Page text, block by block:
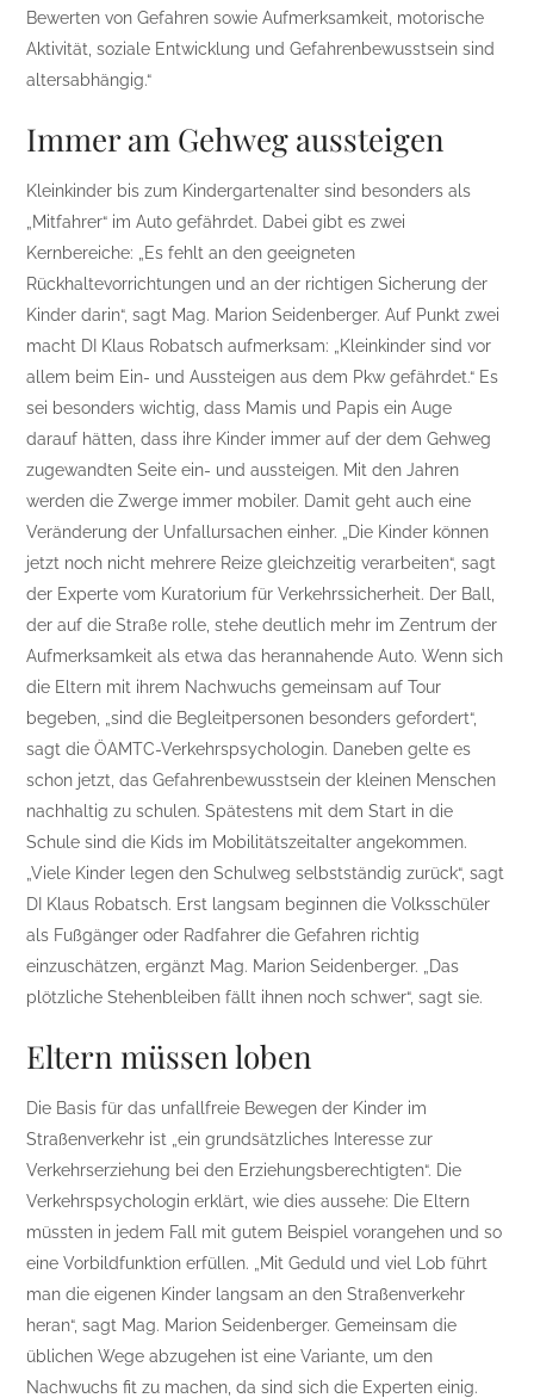
Bewerten von Gefahren sowie Aufmerksamkeit, motorische
Aktivität, soziale Entwicklung und Gefahrenbewusstsein sind
altersabhängig.“
Immer am Gehweg aussteigen
Kleinkinder bis zum Kindergartenalter sind besonders als
„Mitfahrer“ im Auto gefährdet. Dabei gibt es zwei
Kernbereiche: „Es fehlt an den geeigneten
Rückhaltevorrichtungen und an der richtigen Sicherung der
Kinder darin“, sagt Mag. Marion Seidenberger. Auf Punkt zwei
macht DI Klaus Robatsch aufmerksam: „Kleinkinder sind vor
allem beim Ein- und Aussteigen aus dem Pkw gefährdet.“ Es
sei besonders wichtig, dass Mamis und Papis ein Auge
darauf hätten, dass ihre Kinder immer auf der dem Gehweg
zugewandten Seite ein- und aussteigen. Mit den Jahren
werden die Zwerge immer mobiler. Damit geht auch eine
Veränderung der Unfallursachen einher. „Die Kinder können
jetzt noch nicht mehrere Reize gleichzeitig verarbeiten“, sagt
der Experte vom Kuratorium für Verkehrssicherheit. Der Ball,
der auf die Straße rolle, stehe deutlich mehr im Zentrum der
Aufmerksamkeit als etwa das herannahende Auto. Wenn sich
die Eltern mit ihrem Nachwuchs gemeinsam auf Tour
begeben, „sind die Begleitpersonen besonders gefordert“,
sagt die ÖAMTC-Verkehrspsychologin. Daneben gelte es
schon jetzt, das Gefahrenbewusstsein der kleinen Menschen
nachhaltig zu schulen. Spätestens mit dem Start in die
Schule sind die Kids im Mobilitätszeitalter angekommen.
„Viele Kinder legen den Schulweg selbstständig zurück“, sagt
DI Klaus Robatsch. Erst langsam beginnen die Volksschüler
als Fußgänger oder Radfahrer die Gefahren richtig
einzuschätzen, ergänzt Mag. Marion Seidenberger. „Das
plötzliche Stehenbleiben fällt ihnen noch schwer“, sagt sie.
Eltern müssen loben
Die Basis für das unfallfreie Bewegen der Kinder im
Straßenverkehr ist „ein grundsätzliches Interesse zur
Verkehrserziehung bei den Erziehungsberechtigten“. Die
Verkehrspsychologin erklärt, wie dies aussehe: Die Eltern
müssten in jedem Fall mit gutem Beispiel vorangehen und so
eine Vorbildfunktion erfüllen. „Mit Geduld und viel Lob führt
man die eigenen Kinder langsam an den Straßenverkehr
heran“, sagt Mag. Marion Seidenberger. Gemeinsam die
üblichen Wege abzugehen ist eine Variante, um den
Nachwuchs fit zu machen, da sind sich die Experten einig.